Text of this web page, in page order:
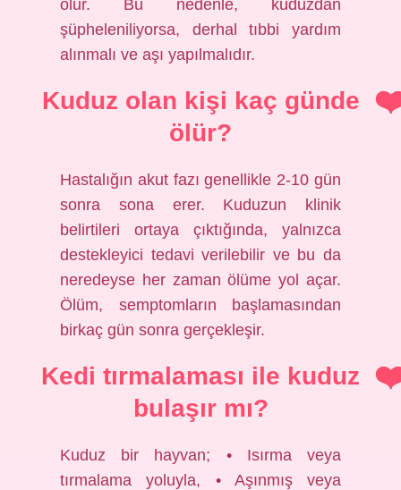
olur. Bu nedenle, kuduzdan
şüpheleniliyorsa, derhal tıbbi yardım
alınmalı ve aşı yapılmalıdır.
Kuduz olan kişi kaç günde
ölür?
Hastalığın akut fazı genellikle 2-10 gün
sonra sona erer. Kuduzun klinik
belirtileri ortaya çıktığında, yalnızca
destekleyici tedavi verilebilir ve bu da
neredeyse her zaman ölüme yol açar.
Ölüm, semptomların başlamasından
birkaç gün sonra gerçekleşir.
Kedi tırmalaması ile kuduz
bulaşır mı?
Kuduz bir hayvan; • Isırma veya
tırmalama yoluyla, • ​​Aşınmış veya